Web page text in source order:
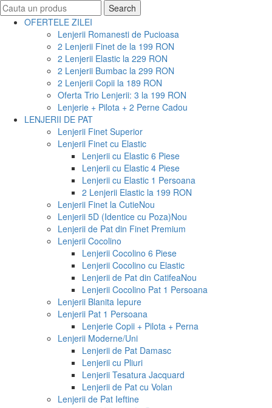
Search
for:
Search
OFERTELE ZILEI
Lenjerii Romanesti de Pucioasa
2 Lenjerii Finet de la 199 RON
2 Lenjerii Elastic la 229 RON
2 Lenjerii Bumbac la 299 RON
2 Lenjerii Copii la 189 RON
Oferta Trio Lenjerii: 3 la 199 RON
Lenjerie + Pilota + 2 Perne Cadou
LENJERII DE PAT
Lenjerii Finet Superior
Lenjerii Finet cu Elastic
Lenjerii cu Elastic 6 Piese
Lenjerii cu Elastic 4 Piese
Lenjerii cu Elastic 1 Persoana
2 Lenjerii Elastic la 199 RON
Lenjerii Finet la CutieNou
Lenjerii 5D (Identice cu Poza)Nou
Lenjerii de Pat din Finet Premium
Lenjerii Cocolino
Lenjerii Cocolino 6 Piese
Lenjerii Cocolino cu Elastic
Lenjerii de Pat din CatifeaNou
Lenjerii Cocolino Pat 1 Persoana
Lenjerii Blanita Iepure
Lenjerii Pat 1 Persoana
Lenjerie Copii + Pilota + Perna
Lenjerii Moderne/Uni
Lenjerii de Pat Damasc
Lenjerii cu Pliuri
Lenjerii Tesatura Jacquard
Lenjerii de Pat cu Volan
Lenjerii de Pat Ieftine